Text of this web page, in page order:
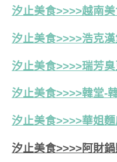
汐止美食>>>>越南
汐止美食>>>>浩克漢
汐止美食>>>>瑞芳
汐止美食>>>>韓堂-
汐止美食>>>>華姐
汐止美食>>>>阿財